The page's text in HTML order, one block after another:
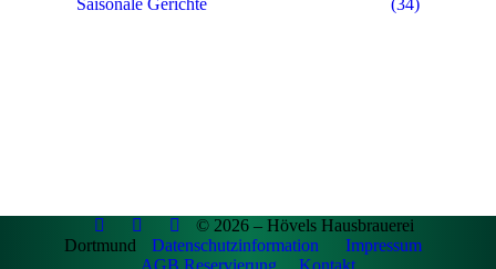
Saisonale Gerichte
(34)
© 2026 – Hövels Hausbrauerei
Dortmund
Datenschutzinformation
Impressum